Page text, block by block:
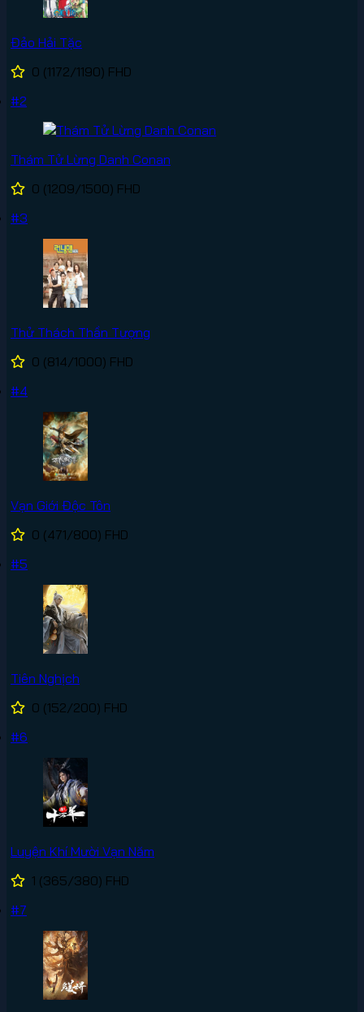
Đảo Hải Tặc
0 (1172/1190) FHD
#2
Thám Tử Lừng Danh Conan
0 (1209/1500) FHD
#3
Thử Thách Thần Tượng
0 (814/1000) FHD
#4
Vạn Giới Độc Tôn
0 (471/800) FHD
#5
Tiên Nghịch
0 (152/200) FHD
#6
Luyện Khí Mười Vạn Năm
1 (365/380) FHD
#7